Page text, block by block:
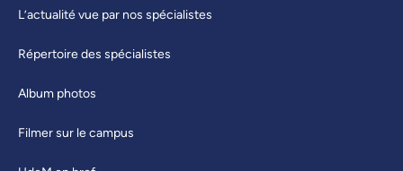
L’actualité vue par nos spécialistes
Répertoire des spécialistes
Album photos
Filmer sur le campus